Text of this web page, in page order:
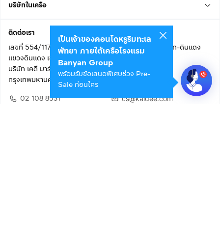
บริษัทในเครือ
ติดต่อเรา
เลขที่ 554/117 อาคารสกายไนน์ เซ็นเตอร์ ชั้น 22 ถนนอโศก-ดินแดง
แขวงดินแดง เขตดินแดง
บริษัท เคดี มาร์เก็ตเพลส จำกัด (สำนักงานใหญ่)
กรุงเทพมหานคร 10400
02 108 8531
cs@kaidee.com
เป็นเจ้าของคอนโดหรูริมทะเล
พัทยา ภายใต้เครือโรงแรม
Banyan Group
พร้อมรับข้อเสนอพิเศษช่วง Pre-
Sale ก่อนใคร